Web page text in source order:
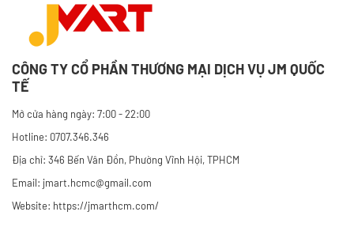
CÔNG TY CỔ PHẦN THƯƠNG MẠI DỊCH VỤ JM QUỐC
TẾ
Mở cửa hàng ngày: 7:00 - 22:00
Hotline: 0707.346.346
Địa chỉ: 346 Bến Vân Đồn, Phường Vĩnh Hội, TPHCM
Email: jmart.hcmc@gmail.com
Website: https://jmarthcm.com/